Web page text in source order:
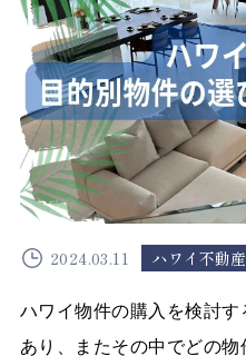
2024.03.11 ハワイ不動
ハワイ物件の購入を検討
あり、またその中でどの